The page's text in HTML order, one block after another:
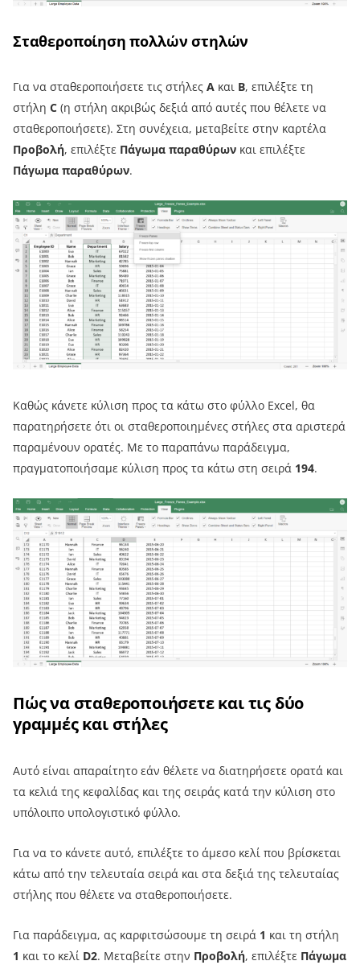
Σταθεροποίηση πολλών στηλών
Για να σταθεροποιήσετε τις στήλες A και B, επιλέξτε τη
στήλη C (η στήλη ακριβώς δεξιά από αυτές που θέλετε να
σταθεροποιήσετε). Στη συνέχεια, μεταβείτε στην καρτέλα
Προβολή, επιλέξτε Πάγωμα παραθύρων και επιλέξτε
Πάγωμα παραθύρων.
Καθώς κάνετε κύλιση προς τα κάτω στο φύλλο Excel, θα
παρατηρήσετε ότι οι σταθεροποιημένες στήλες στα αριστερά
παραμένουν ορατές. Με το παραπάνω παράδειγμα,
πραγματοποιήσαμε κύλιση προς τα κάτω στη σειρά 194.
Πώς να σταθεροποιήσετε και τις δύο
γραμμές και στήλες
Αυτό είναι απαραίτητο εάν θέλετε να διατηρήσετε ορατά και
τα κελιά της κεφαλίδας και της σειράς κατά την κύλιση στο
υπόλοιπο υπολογιστικό φύλλο.
Για να το κάνετε αυτό, επιλέξτε το άμεσο κελί που βρίσκεται
κάτω από την τελευταία σειρά και στα δεξιά της τελευταίας
στήλης που θέλετε να σταθεροποιήσετε.
Για παράδειγμα, ας καρφιτσώσουμε τη σειρά 1 και τη στήλη
1 και το κελί D2. Μεταβείτε στην Προβολή, επιλέξτε Πάγωμα